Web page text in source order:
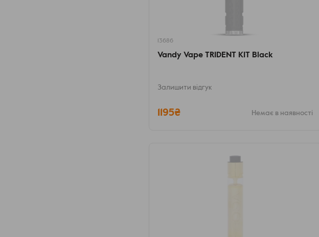
13686
Vandy Vape TRIDENT KIT Black
Залишити відгук
1195₴ Немає в наявності